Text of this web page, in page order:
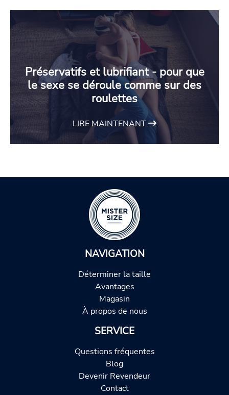
Préservatifs et lubrifiant - pour que
le sexe se déroule comme sur des
roulettes
LIRE MAINTENANT
NAVIGATION
Déterminer la taille
Avantages
Magasin
À propos de nous
SERVICE
Questions fréquentes
Blog
Devenir Revendeur
Contact